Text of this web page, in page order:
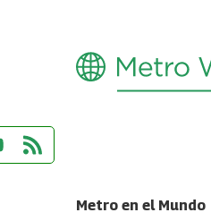
Metro en el Mundo